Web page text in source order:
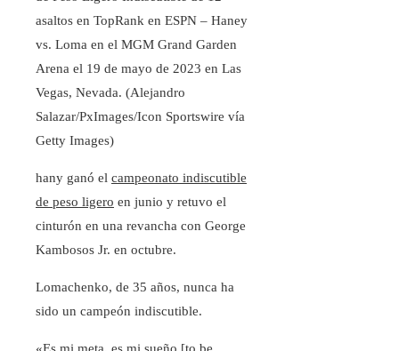
asaltos en TopRank en ESPN – Haney
vs. Loma en el MGM Grand Garden
Arena el 19 de mayo de 2023 en Las
Vegas, Nevada. (Alejandro
Salazar/PxImages/Icon Sportswire vía
Getty Images)
hany ganó el campeonato indiscutible
de peso ligero en junio y retuvo el
cinturón en una revancha con George
Kambosos Jr. en octubre.
Lomachenko, de 35 años, nunca ha
sido un campeón indiscutible.